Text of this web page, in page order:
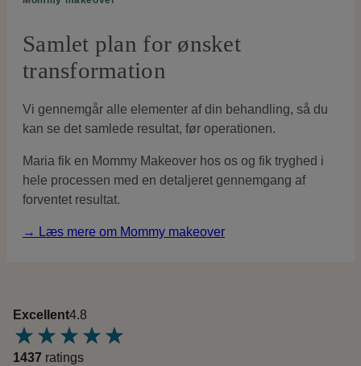
Samlet plan for ønsket
transformation
Vi gennemgår alle elementer af din behandling, så du
kan se det samlede resultat, før operationen.
Maria fik en Mommy Makeover hos os og fik tryghed i
hele processen med en detaljeret gennemgang af
forventet resultat.
→ Læs mere om Mommy makeover
Excellent4.8
1437 ratings